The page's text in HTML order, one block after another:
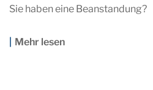
Sie haben eine Beanstandung?
Mehr lesen